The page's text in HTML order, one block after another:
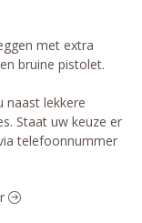
met extra
bruine pistolet.
naast lekkere
Staat uw keuze er
telefoonnummer